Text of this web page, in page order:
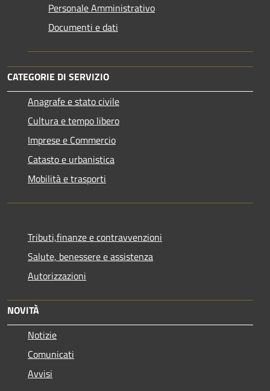
Personale Amministrativo
Documenti e dati
CATEGORIE DI SERVIZIO
Anagrafe e stato civile
Cultura e tempo libero
Imprese e Commercio
Catasto e urbanistica
Mobilità e trasporti
Tributi,finanze e contravvenzioni
Salute, benessere e assistenza
Autorizzazioni
NOVITÀ
Notizie
Comunicati
Avvisi